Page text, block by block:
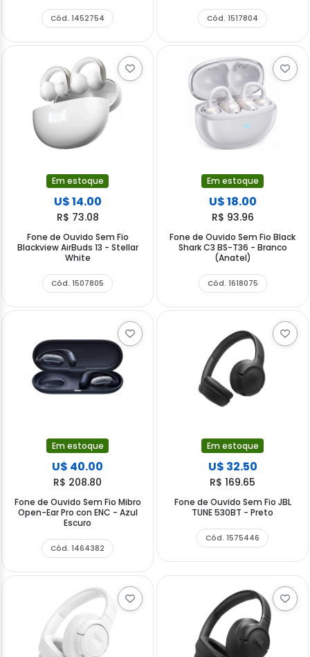
Cód. 1452754 Cód. 1517804
Em estoque
U$ 14.00
R$ 73.08
Fone de Ouvido Sem Fio
Blackview AirBuds 13 - Stellar
White
Cód. 1507805
Em estoque
U$ 18.00
R$ 93.96
Fone de Ouvido Sem Fio Black
Shark C3 BS-T36 - Branco
(Anatel)
Cód. 1618075
Em estoque
U$ 40.00
R$ 208.80
Fone de Ouvido Sem Fio Mibro
Open-Ear Pro con ENC - Azul
Escuro
Cód. 1464382
Em estoque
U$ 32.50
R$ 169.65
Fone de Ouvido Sem Fio JBL
TUNE 530BT - Preto
Cód. 1575446